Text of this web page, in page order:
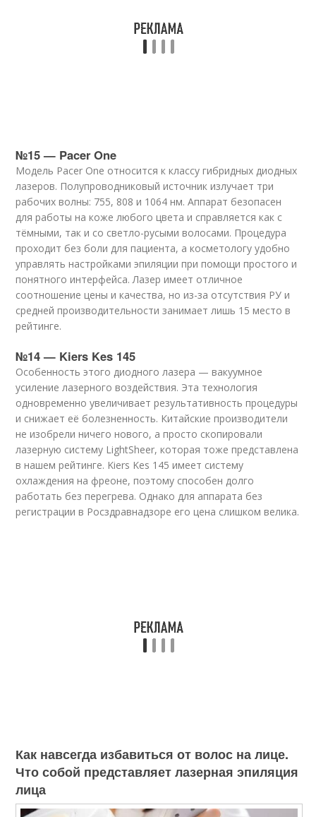
№15 — Pacer One
Модель Pacer One относится к классу гибридных диодных
лазеров. Полупроводниковый источник излучает три
рабочих волны: 755, 808 и 1064 нм. Аппарат безопасен
для работы на коже любого цвета и справляется как с
тёмными, так и со светло-русыми волосами. Процедура
проходит без боли для пациента, а косметологу удобно
управлять настройками эпиляции при помощи простого и
понятного интерфейса. Лазер имеет отличное
соотношение цены и качества, но из-за отсутствия РУ и
средней производительности занимает лишь 15 место в
рейтинге.
№14 — Kiers Kes 145
Особенность этого диодного лазера — вакуумное
усиление лазерного воздействия. Эта технология
одновременно увеличивает результативность процедуры
и снижает её болезненность. Китайские производители
не изобрели ничего нового, а просто скопировали
лазерную систему LightSheer, которая тоже представлена
в нашем рейтинге. Kiers Kes 145 имеет систему
охлаждения на фреоне, поэтому способен долго
работать без перегрева. Однако для аппарата без
регистрации в Росздравнадзоре его цена слишком велика.
Как навсегда избавиться от волос на лице.
Что собой представляет лазерная эпиляция
лица